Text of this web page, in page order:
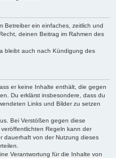
Betreiber ein einfaches, zeitlich und
deinen Beitrag im Rahmen des
bleibt auch nach Kündigung des
er keine Inhalte enthält, die gegen
Du erklärst insbesondere, dass du
Links und Bilder zu setzen
Bei Verstößen gegen diese
Regeln kann der
dauerhaft von der Nutzung dieses
Verantwortung für die Inhalte von